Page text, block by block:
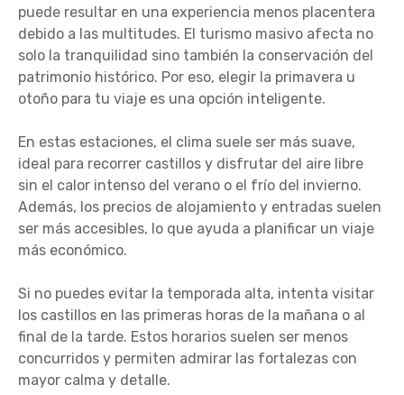
puede resultar en una experiencia menos placentera
debido a las multitudes. El turismo masivo afecta no
solo la tranquilidad sino también la conservación del
patrimonio histórico. Por eso, elegir la primavera u
otoño para tu viaje es una opción inteligente.
En estas estaciones, el clima suele ser más suave,
ideal para recorrer castillos y disfrutar del aire libre
sin el calor intenso del verano o el frío del invierno.
Además, los precios de alojamiento y entradas suelen
ser más accesibles, lo que ayuda a planificar un viaje
más económico.
Si no puedes evitar la temporada alta, intenta visitar
los castillos en las primeras horas de la mañana o al
final de la tarde. Estos horarios suelen ser menos
concurridos y permiten admirar las fortalezas con
mayor calma y detalle.